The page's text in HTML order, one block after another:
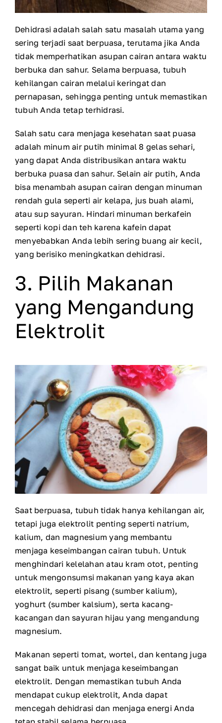
Dehidrasi adalah salah satu masalah utama yang
sering terjadi saat berpuasa, terutama jika Anda
tidak memperhatikan asupan cairan antara waktu
berbuka dan sahur. Selama berpuasa, tubuh
kehilangan cairan melalui keringat dan
pernapasan, sehingga penting untuk memastikan
tubuh Anda tetap terhidrasi.
Salah satu cara menjaga kesehatan saat puasa
adalah minum air putih minimal 8 gelas sehari,
yang dapat Anda distribusikan antara waktu
berbuka puasa dan sahur. Selain air putih, Anda
bisa menambah asupan cairan dengan minuman
rendah gula seperti air kelapa, jus buah alami,
atau sup sayuran. Hindari minuman berkafein
seperti kopi dan teh karena kafein dapat
menyebabkan Anda lebih sering buang air kecil,
yang berisiko meningkatkan dehidrasi.
3. Pilih Makanan
yang Mengandung
Elektrolit
Saat berpuasa, tubuh tidak hanya kehilangan air,
tetapi juga elektrolit penting seperti natrium,
kalium, dan magnesium yang membantu
menjaga keseimbangan cairan tubuh. Untuk
menghindari kelelahan atau kram otot, penting
untuk mengonsumsi makanan yang kaya akan
elektrolit, seperti pisang (sumber kalium),
yoghurt (sumber kalsium), serta kacang-
kacangan dan sayuran hijau yang mengandung
magnesium.
Makanan seperti tomat, wortel, dan kentang juga
sangat baik untuk menjaga keseimbangan
elektrolit. Dengan memastikan tubuh Anda
mendapat cukup elektrolit, Anda dapat
mencegah dehidrasi dan menjaga energi Anda